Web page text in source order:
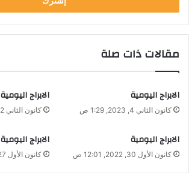
مقالات ذات صلة
الابراج اليومية
كانون الثاني 4, 2023, 1:29 ص
الابراج اليومية
كانون الثاني 2, 2023, 11:45 م
الابراج اليومية
كانون الأول 30, 2022, 12:01 ص
الابراج اليومية
كانون الأول 27, 2022, 11:43 م